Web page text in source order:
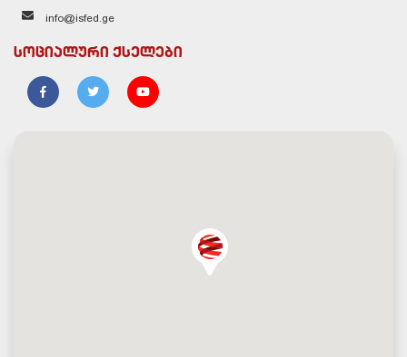
info@isfed.ge
სოციალური ქსელები